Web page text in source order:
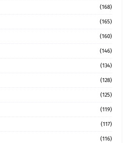
(168)
(165)
(160)
(146)
(134)
(128)
(125)
(119)
(117)
(116)